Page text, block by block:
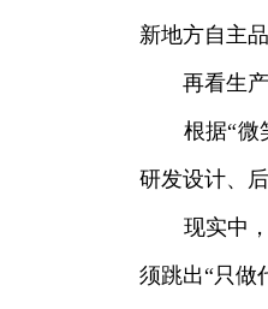
新地方自主
再看生产
根据“微笑
研发设计、
现实中，
须跳出“只做